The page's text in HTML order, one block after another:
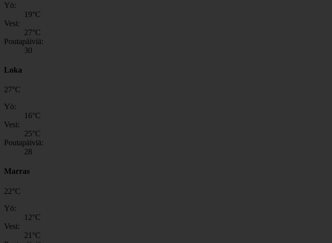
Yö:
19°C
Vesi:
27°C
Poutapäiviä:
30
Loka
27°C
Yö:
16°C
Vesi:
25°C
Poutapäiviä:
28
Marras
22°C
Yö:
12°C
Vesi:
21 °C